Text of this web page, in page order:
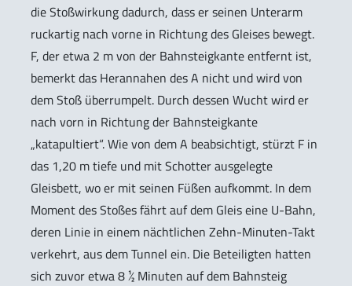
die Stoßwirkung dadurch, dass er seinen Unterarm
ruckartig nach vorne in Richtung des Gleises bewegt.
F, der etwa 2 m von der Bahnsteigkante entfernt ist,
bemerkt das Herannahen des A nicht und wird von
dem Stoß überrumpelt. Durch dessen Wucht wird er
nach vorn in Richtung der Bahnsteigkante
„katapultiert“. Wie von dem A beabsichtigt, stürzt F in
das 1,20 m tiefe und mit Schotter ausgelegte
Gleisbett, wo er mit seinen Füßen aufkommt. In dem
Moment des Stoßes fährt auf dem Gleis eine U-Bahn,
deren Linie in einem nächtlichen Zehn-Minuten-Takt
verkehrt, aus dem Tunnel ein. Die Beteiligten hatten
sich zuvor etwa 8 ½ Minuten auf dem Bahnsteig